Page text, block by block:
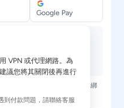
Google Pay
Apple Pay 或 Google Pay 需要綁
支付。
VPN 或代理網路。為
議您將其關閉後再進行
到付款問題，請聯絡客服